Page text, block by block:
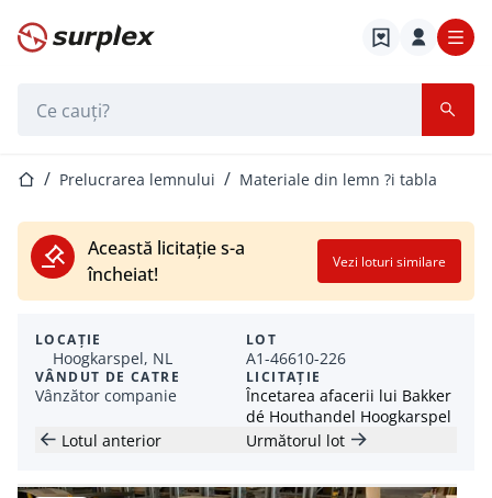
Pagina de start
Pagina de start
Prelucrarea lemnului Materiale din lemn ?i tabla
Această licitație s-a
încheiat!
Vezi loturi similare
LOCAȚIE
Hoogkarspel, NL
VÂNDUT DE CATRE
Vânzător companie
LOT
A1-46610-226
LICITAȚIE
Încetarea afacerii lui Bakker
dé Houthandel Hoogkarspel
Lotul anterior
Următorul lot